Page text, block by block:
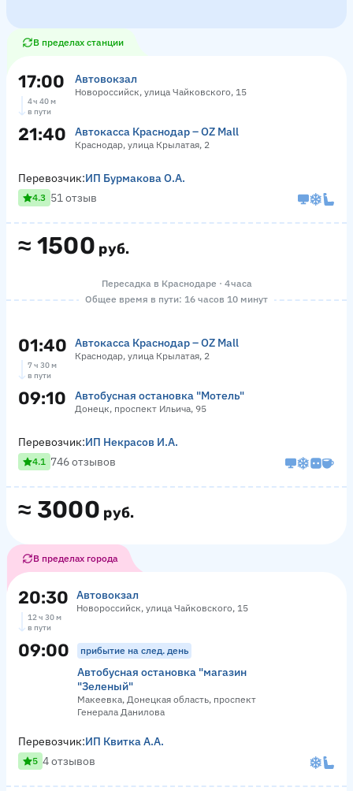
В пределах станции
17:00 Автовокзал
Новороссийск, улица Чайковского, 15
4 ч 40 м
в пути
21:40 Автокасса Краснодар – OZ Mall
Краснодар, улица Крылатая, 2
≈ 1500 руб.
Перевозчик:ИП Бурмакова О.А.
4.3 51 отзыв
Пересадка в Краснодаре · 4 часа
Общее время в пути: 16 часов 10 минут
01:40 Автокасса Краснодар – OZ Mall
Краснодар, улица Крылатая, 2
7 ч 30 м
в пути
09:10 Автобусная остановка "Мотель"
Донецк, проспект Ильича, 95
≈ 3000 руб.
Перевозчик:ИП Некрасов И.А.
4.1 746 отзывов
В пределах города
20:30 Автовокзал
Новороссийск, улица Чайковского, 15
12 ч 30 м
в пути
09:00 прибытие на след. день
Автобусная остановка "магазин
"Зеленый"
Макеевка, Донецкая область, проспект
Генерала Данилова
Перевозчик:ИП Квитка А.А.
5 4 отзывов